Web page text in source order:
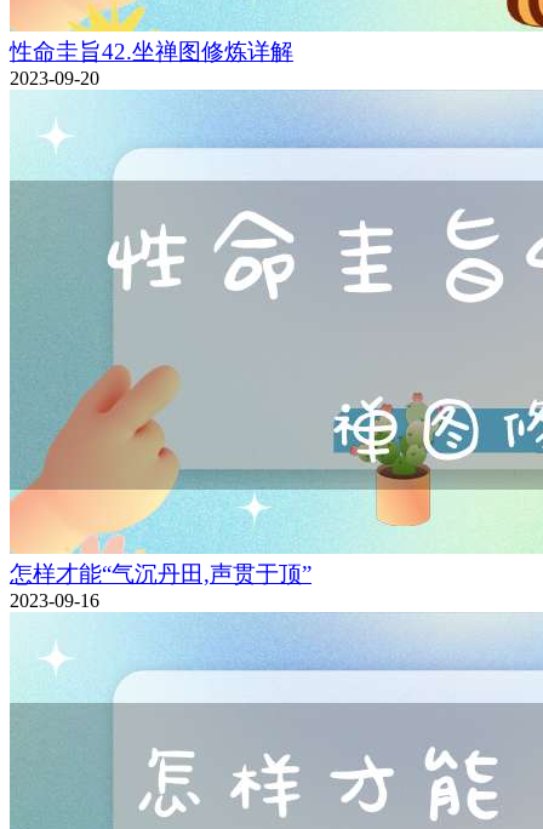
性命圭旨42.坐禅图修炼详解
2023-09-20
怎样才能“气沉丹田,声贯于顶”
2023-09-16